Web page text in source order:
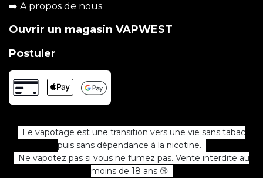
➡️ A propos de nous
Ouvrir un magasin VAPWEST
Postuler
Le vapotage est une transition vers une vie sans tabac
puis sans dépendance à la nicotine.
Ne vapotez pas si vous ne fumez pas. Vente interdite au
moins de 18 ans 🔞